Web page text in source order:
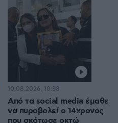
Από τα social media έμαθε
να πυροβολεί ο 14χρονος
που σκότωσε οκτώ
10.08.2026, 10:38